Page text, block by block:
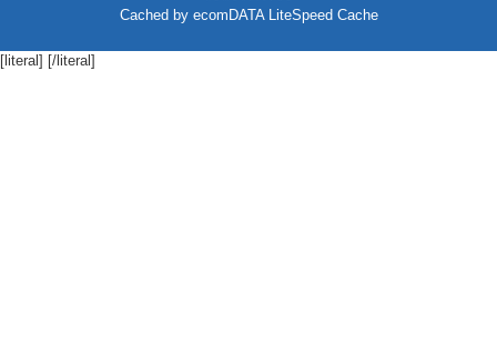
Cached by ecomDATA LiteSpeed Cache
[literal] [/literal]